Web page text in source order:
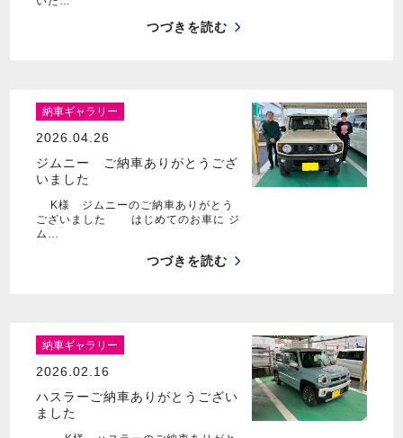
つづきを読む
納車ギャラリー
2026.04.26
ジムニー ご納車ありがとうござ
いました
K様 ジムニーのご納車ありがとう
ございました はじめてのお車に ジ
ム…
つづきを読む
納車ギャラリー
2026.02.16
ハスラーご納車ありがとうござい
ました